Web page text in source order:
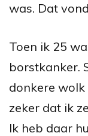
was. Dat
Toen ik 25
borstkanker.
donkere
zeker dat ik
Ik heb daar